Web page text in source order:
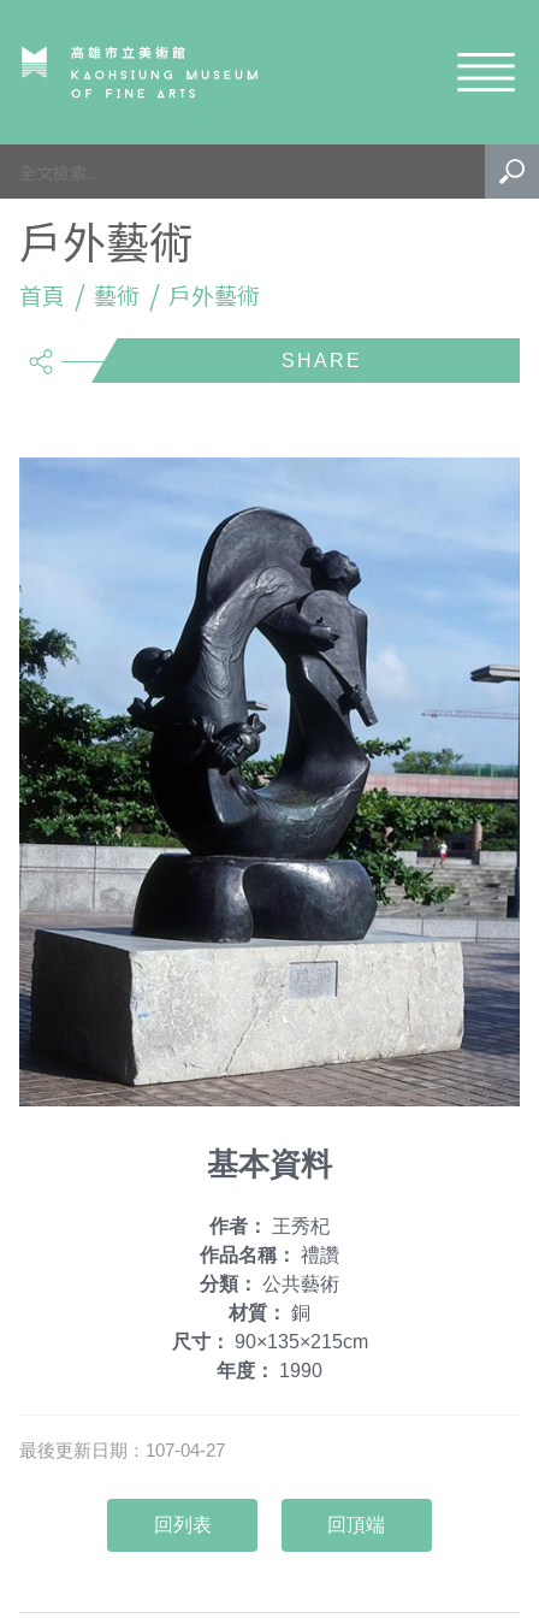
網站導覽
內惟埤簡史
生態公園
規劃歷程
園區特色地圖
交通資訊
輕軌資訊
生態
鳥類
植物
兩棲爬行類
活動
課程活動
生態志工
藝術
專案成果
泛南島藝術祭-水系植物生態復甦計畫
請領來入厝-高美館園區領角鴞環境教育計畫
戶外藝術
首頁 藝術 戶外藝術
share
基本資料
作者：
王秀杞
作品名稱： 禮讚
分類： 公共藝術
材質： 銅
尺寸： 90×135×215cm
年度：
1990
最後更新日期：107-04-27
回頂端